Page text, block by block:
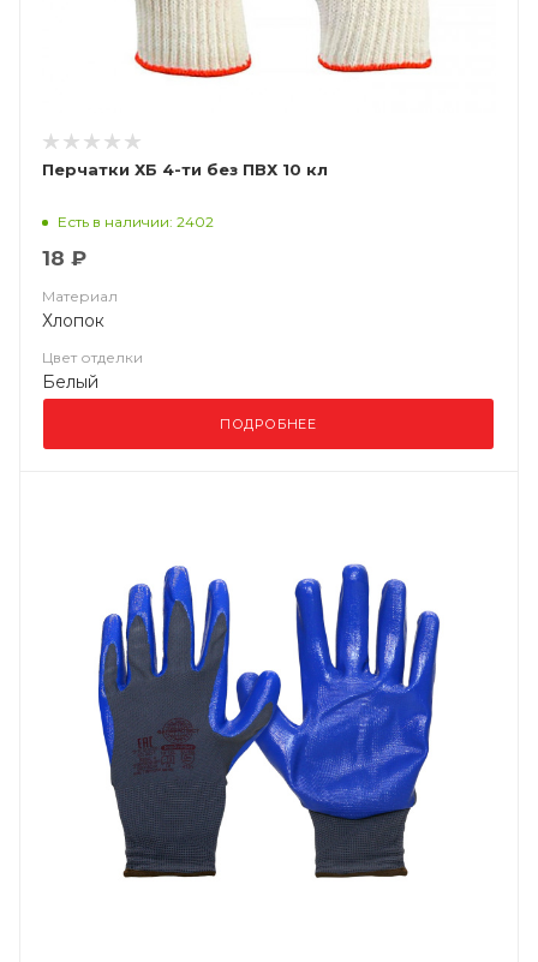
Перчатки ХБ 4-ти без ПВХ 10 кл
Есть в наличии: 2402
18 ₽
Материал
Хлопок
Цвет отделки
Белый
ПОДРОБНЕЕ